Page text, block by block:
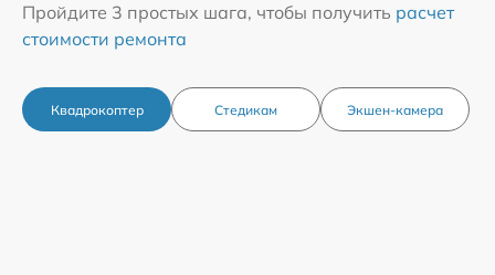
Пройдите 3 простых шага, чтобы получить расчет
стоимости ремонта
Квадрокоптер Стедикам Экшен-камера